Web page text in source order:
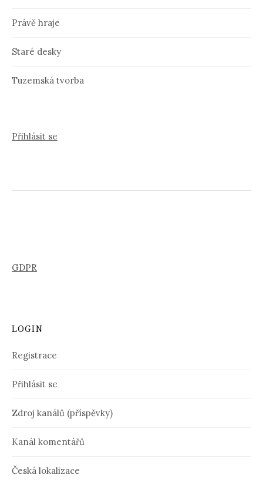
Právě hraje
Staré desky
Tuzemská tvorba
Přihlásit se
GDPR
LOGIN
Registrace
Přihlásit se
Zdroj kanálů (příspěvky)
Kanál komentářů
Česká lokalizace